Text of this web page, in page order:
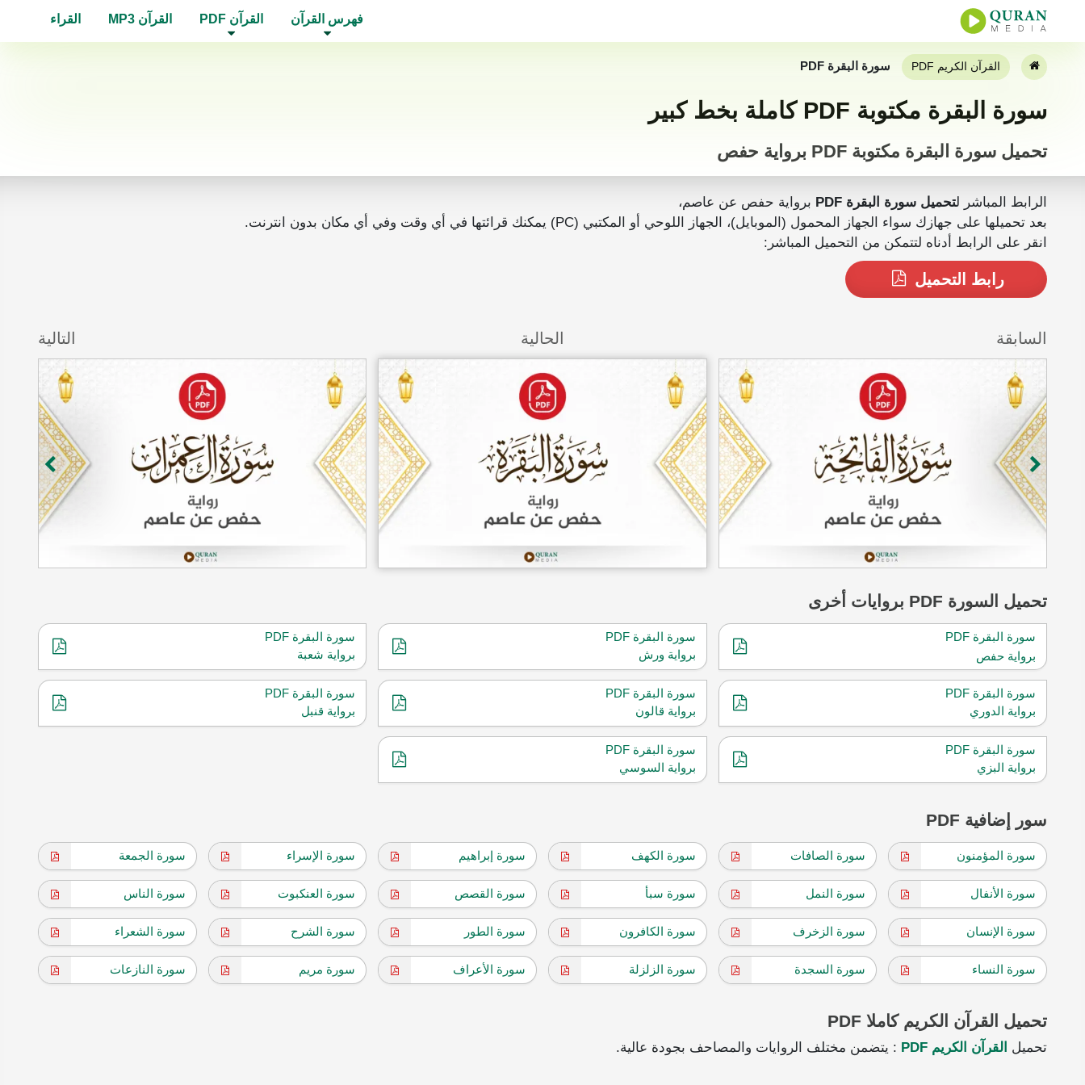
فهرس القرآن القرآن PDF القرآن MP3 القراء
القرآن الكريم PDF سورة البقرة PDF
سورة البقرة مكتوبة PDF كاملة بخط كبير
تحميل سورة البقرة مكتوبة PDF برواية حفص
الرابط المباشر لتحميل سورة البقرة PDF
برواية حفص عن عاصم،
بعد تحميلها على جهازك سواء الجهاز المحمول (الموبايل)، الجهاز اللوحي أو المكتبي (PC) يمكنك قرائتها في أي وقت وفي أي مكان بدون انترنت.
انقر على الرابط أدناه لتتمكن من التحميل المباشر:
رابط التحميل
الحالية السابقة التالية
تحميل السورة
سورة البقرة PDF
برواية حفص
سورة البقرة PDF
برواية ورش
سورة البقرة PDF
برواية شعبة
سورة البقرة PDF
برواية الدوري
سورة البقرة PDF
برواية قالون
سورة البقرة PDF
برواية قنبل
سورة البقرة PDF
برواية البزي
سورة البقرة PDF
برواية السوسي
سور إضافية PDF
سورة المؤمنون سورة الصافات سورة الكهف سورة إبراهيم سورة الإسراء سورة الجمعة
سورة الأنفال سورة النمل سورة سبأ سورة القصص سورة العنكبوت سورة الناس
سورة الإنسان سورة الزخرف سورة الكافرون سورة الطور سورة الشرح سورة الشعراء
سورة النساء سورة السجدة سورة الزلزلة سورة الأعراف سورة مريم سورة النازعات
تحميل القرآن الكريم كاملا PDF
تحميل القرآن الكريم PDF : يتضمن مختلف الروايات والمصاحف بجودة عالية.